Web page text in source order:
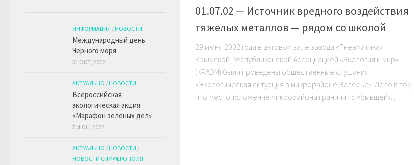
01.07.02 — Источник вредного воздействия
тяжелых металлов — рядом со школой
29 июня 2002 года в актовом зале завода «Пневматика»
Крымской Республиканской Ассоциацией «Экология и мир»
(КРАЭМ) были проведены общественные слушания
«Экологическая ситуация в микрорайоне Залесье». Дело в том,
что местоположение микрорайона граничит с «бывшей»...
ИНФОРМАЦИЯ /НОВОСТИ
Международный день
Черного моря
31 ОКТ, 2022
АКТУАЛЬНО /НОВОСТИ
Всероссийская
экологическая акция
«Марафон зелёных дел»
7 ИЮН, 2022
АКТУАЛЬНО /НОВОСТИ /
НОВОСТИ СИМФЕРОПОЛЯ